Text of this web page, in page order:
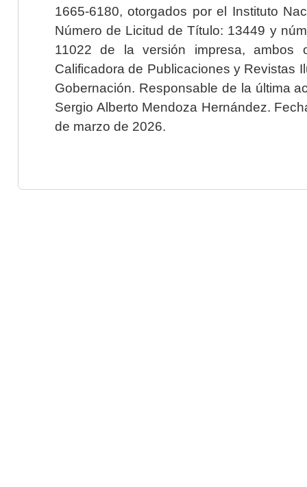
1665-6180, otorgados por el Instituto
Número de Licitud de Título: 13449 y
11022 de la versión impresa, ambos
Calificadora de Publicaciones y Revistas
Gobernación. Responsable de la última
Sergio Alberto Mendoza Hernández.
de marzo de 2026.